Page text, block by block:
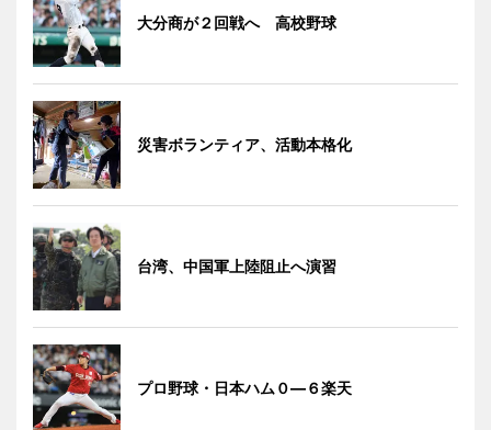
大分商が２回戦へ 高校野球
災害ボランティア、活動本格化
台湾、中国軍上陸阻止へ演習
プロ野球・日本ハム０―６楽天